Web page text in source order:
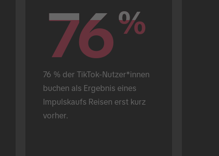
76%
76%
76 % der TikTok-Nutzer*innen
buchen als Ergebnis eines
Impulskaufs Reisen erst kurz
vorher.